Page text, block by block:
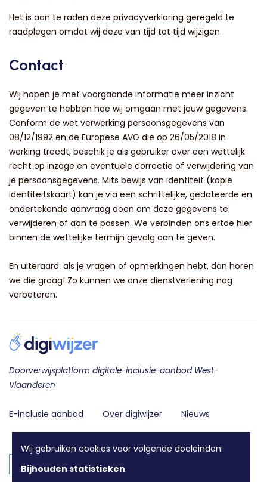
Het is aan te raden deze privacyverklaring geregeld te
raadplegen omdat wij deze van tijd tot tijd wijzigen.
Contact
Wij hopen je met voorgaande informatie meer inzicht
gegeven te hebben hoe wij omgaan met jouw gegevens.
Conform de wet verwerking persoonsgegevens van
08/12/1992 en de Europese AVG die op 26/05/2018 in
werking treedt, beschik je als gebruiker over een wettelijk
recht op inzage en eventuele correctie of verwijdering van
je persoonsgegevens. Mits bewijs van identiteit (kopie
identiteitskaart) kan je via een schriftelijke, gedateerde en
ondertekende aanvraag doen om deze gegevens te
verwijderen of aan te passen. We verbinden ons ertoe hier
binnen de wettelijke termijn gevolg aan te geven.
En uiteraard: als je vragen of opmerkingen hebt, dan horen
we die graag! Zo kunnen we onze dienstverlening nog
verbeteren.
Doorverwijsplatform digitale-inclusie-aanbod West-
Vlaanderen
E-inclusie aanbod Over digiwijzer
Nieuws
Login voor aanbieders
Wij gebruiken cookies voor volgende doeleinden:
Bijhouden statistieken.